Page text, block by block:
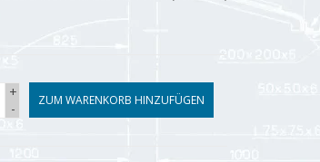
+
-
ZUM WARENKORB HINZUFÜGEN